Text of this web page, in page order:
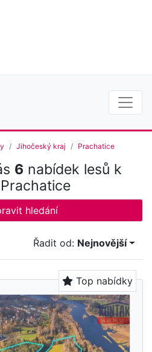
Jihočeský kraj Prachatice
6 nabídek lesů k
hledání
Řadit od: Nejnovější
Top nabídky